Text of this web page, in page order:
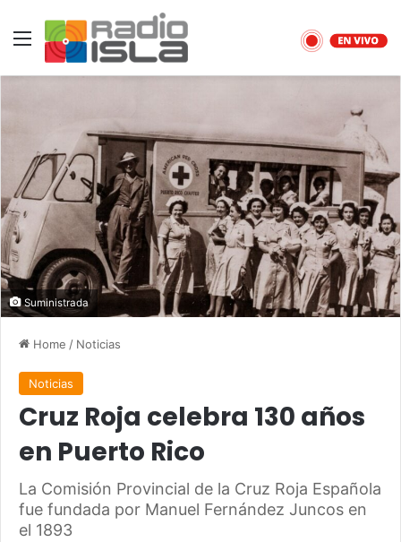
Menu
Suministrada
Home / Noticias
Noticias
Cruz Roja celebra 130 años
en Puerto Rico
La Comisión Provincial de la Cruz Roja Española
fue fundada por Manuel Fernández Juncos en
el 1893